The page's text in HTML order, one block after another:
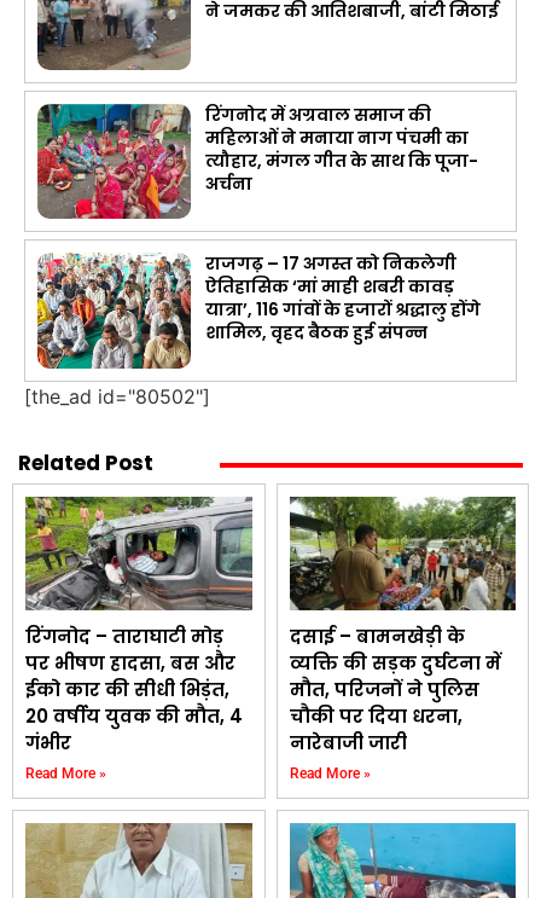
ने जमकर की आतिशबाजी, बांटी मिठाई
रिंगनोद में अग्रवाल समाज की
महिलाओं ने मनाया नाग पंचमी का
त्यौहार, मंगल गीत के साथ कि पूजा-
अर्चना
राजगढ़ – 17 अगस्त को निकलेगी
ऐतिहासिक ‘मां माही शबरी कावड़
यात्रा’, 116 गांवों के हजारों श्रद्धालु होंगे
शामिल, वृहद बैठक हुई संपन्न
[the_ad id="80502"]
Related Post
रिंगनोद – ताराघाटी मोड़
पर भीषण हादसा, बस और
ईको कार की सीधी भिड़ंत,
20 वर्षीय युवक की मौत, 4
गंभीर
Read More »
दसाई – बामनखेड़ी के
व्यक्ति की सड़क दुर्घटना में
मौत, परिजनों ने पुलिस
चौकी पर दिया धरना,
नारेबाजी जारी
Read More »